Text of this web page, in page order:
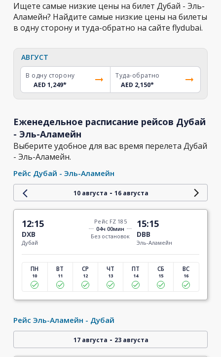
Ищете самые низкие цены на билет Дубай - Эль-
Аламейн? Найдите самые низкие цены на билеты
в одну сторону и туда-обратно на сайте flydubai.
АВГУСТ
В одну сторону
AED 1,249*
Туда-обратно
AED 2,150*
Еженедельное расписание рейсов Дубай
- Эль-Аламейн
Выберите удобное для вас время перелета Дубай
- Эль-Аламейн.
Рейс Дубай - Эль-Аламейн
10 августа - 16 августа
12:15
DXB
Дубай
Рейс FZ 185
04ч 00мин
Без остановок
15:15
DBB
Эль-Аламейн
ПН
10
ВТ
11
СР
12
ЧТ
13
ПТ
14
СБ
15
ВС
16
Рейс Эль-Аламейн - Дубай
17 августа - 23 августа